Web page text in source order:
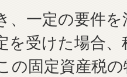
、一定の要件
を受けた場合
の固定資産税